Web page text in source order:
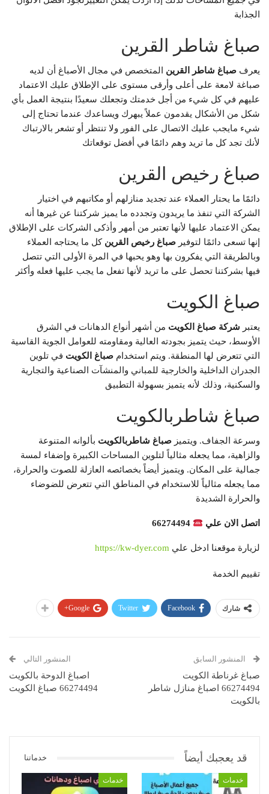
الجذابة
صباغ شاطر القرين
يعرف صباغ شاطر القرين المتخصص في مجال الأصباغ أن لديه
صباغة لامعة على أعلى وأرقى مستوى على الإطلاق عليك الاعتماد
عليهم في كل شيء من أجل خدمتك وتجعلك سعيدًا بنتيجة العمل بأي
شكل من الأشكال يقدمون عملاً يبهرك ويساعدك عندما تحتاج إلى
شيء مايجب عليك الاتصال على الفور ولا تنتظر أو تشعر بالارتباك
لأنك تجد كل ما تريد وهم دائمًا في أفضل توقعاتك
صباغ رخيص القرين
دائمًا ما يحتار العملاء عند تجديد منازلهم أو مكاتبهم في اختيار
الشركة التي تنفذ ما يريدون وتجدده ما يميز شركتنا عن غيرها أنه
يمكن الاعتماد عليها لأنها تعتبر من أمهر وأذكى الشركات على الإطلاق
إنها تسعى دائمًا لتوفير صباغ رخيص القرين كل ما يحتاجه العملاء
وبالطريقة التي يفكرون بها وهو يحبها في المرة الأولى التي تتصل
فيها بشركتنا تحصل على ما تريد لأنها تفعل ما يجب عليها فعله وأكثر
صباغ الكويت
يعتبر شركة صباغ الكويت من أشهر أنواع الدهانات في الشرق
الأوسط، حيث يتميز بجودته العالية ومقاومته للعوامل الجوية القاسية
التي تتعرض لها المنطقة. ويتم استخدام صباغ الكويت في تلوين
الجدران الداخلية والخارجية للمباني والمنشآت الصناعية والتجارية
والسكنية، وذلك لأنه يتميز بسهولة التطبيق
صباغ شاطربالكويت
وسرعة الجفاف. ويتميز صباغ شاطربالكويت بألوانه المتنوعة
والزاهية، مما يجعله مثالياً لتلوين المساحات الكبيرة وإضفاء لمسة
جمالية على المكان. ويتميز أيضاً بخصائصه العازلة للصوت والحرارة،
مما يجعله مثالياً للاستخدام في المناطق التي تتعرض للضوضاء
والحرارة الشديدة
اتصل الان علي 66274494
لزيارة موقعنا ادخل علي https://kw-dyer.com
تقييم الخدمة
شارك Facebook
Twitter
Google+
المنشور السابق
صباغ غرناطة الكويت
66274494 اصباغ منازل شاطر
بالكويت
المنشور التالي
اصباغ الدوحة بالكويت
66274494 صباغ الكويت
قد يعجبك أيضاً خدماتنا
خدمات خدمات